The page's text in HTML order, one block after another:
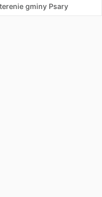
gminy Psary